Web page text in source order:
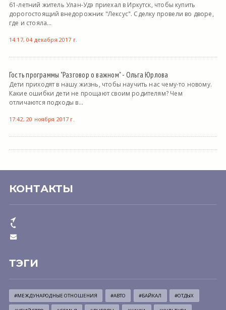
61-летний житель Улан-Удэ приехал в Иркутск, чтобы купить
дорогостоящий внедорожник "Лексус". Сделку провели во дворе,
где и стояла...
14:17, 04 декабря 2017 г.
Гость программы "Разговор о важном" - Ольга Юрлова
Дети приходят в нашу жизнь, чтобы научить нас чему-то новому.
Какие ошибки дети не прощают своим родителям? Чем
отличаются подходы в...
17:42, 20 ноября 2017 г.
КОНТАКТЫ
ТЭГИ
#МЕЖДУНАРОДНЫЕ ОТНОШЕНИЯ #АВТО #БАЙКАЛ #ОТДЫХ